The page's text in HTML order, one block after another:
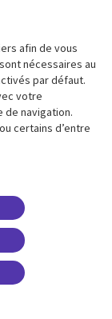
et
juridiques
des
afin de vous
nécessaires au
par défaut.
votre
de navigation.
certains d’entre